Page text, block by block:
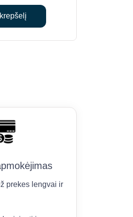
was:
€629.00.€540.00.
Į krepšelį
prekes lengvai ir